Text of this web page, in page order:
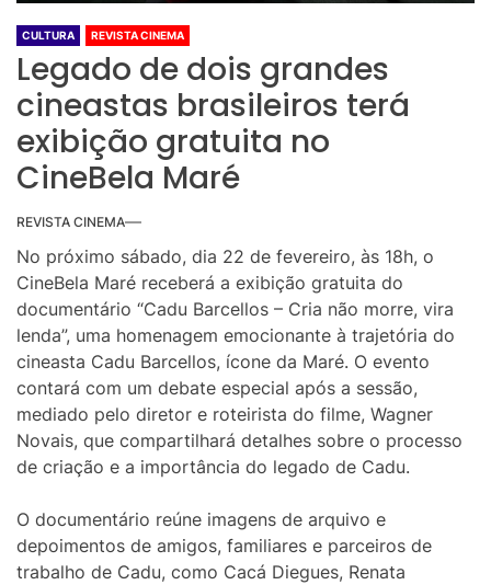
CULTURA REVISTA CINEMA
Legado de dois grandes
cineastas brasileiros terá
exibição gratuita no
CineBela Maré
REVISTA CINEMA
No próximo sábado, dia 22 de fevereiro, às 18h, o
CineBela Maré receberá a exibição gratuita do
documentário “Cadu Barcellos – Cria não morre, vira
lenda”, uma homenagem emocionante à trajetória do
cineasta Cadu Barcellos, ícone da Maré. O evento
contará com um debate especial após a sessão,
mediado pelo diretor e roteirista do filme, Wagner
Novais, que compartilhará detalhes sobre o processo
de criação e a importância do legado de Cadu.
O documentário reúne imagens de arquivo e
depoimentos de amigos, familiares e parceiros de
trabalho de Cadu, como Cacá Diegues, Renata